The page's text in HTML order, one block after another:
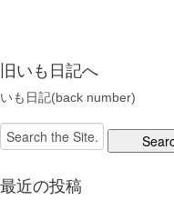
旧いも日記へ
いも日記(back number)
Search
for:
最近の投稿